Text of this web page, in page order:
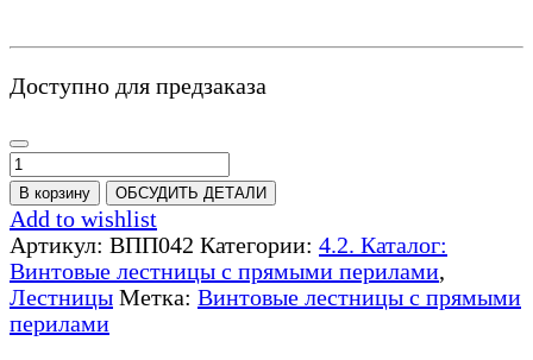
Доступно для предзаказа
Количество
товара
Винтовая
лестница
с
прямыми
перилами
-
В корзину ОБСУДИТЬ ДЕТАЛИ
Add to wishlist
Артикул: ВПП042 Категории: 4.2. Каталог:
Винтовые лестницы с прямыми перилами,
Лестницы Метка: Винтовые лестницы с прямыми
перилами